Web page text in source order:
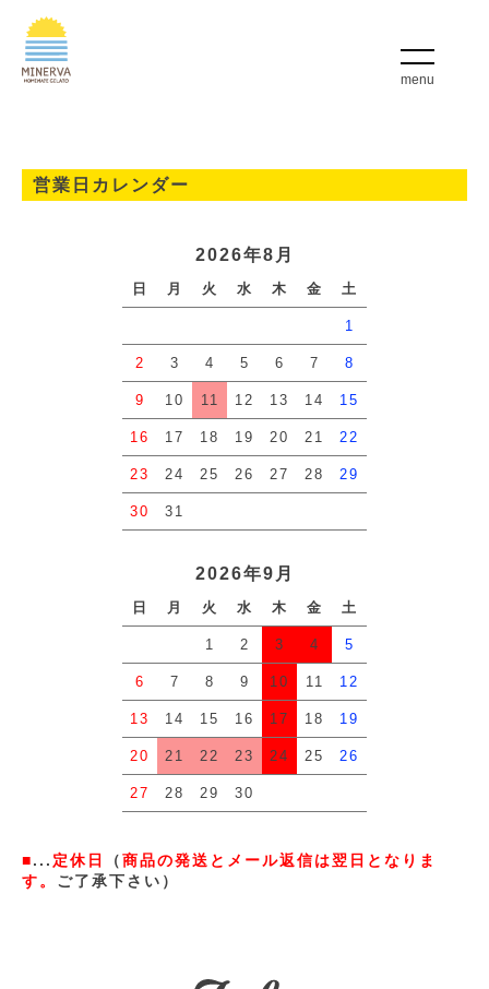
menu
営業日カレンダー
2026年8月
日 月 火 水 木 金 土
1
2 3 4 5 6 7 8
9 10 11 12 13 14 15
16 17 18 19 20 21 22
23 24 25 26 27 28 29
30 31
2026年9月
日 月 火 水 木 金 土
1 2 3 4 5
6 7 8 9 10 11 12
13 14 15 16 17 18 19
20 21 22 23 24 25 26
27 28 29 30
■... 定休日 （商品の発送とメール返信は翌日となりま
す。 ご了承下さい）